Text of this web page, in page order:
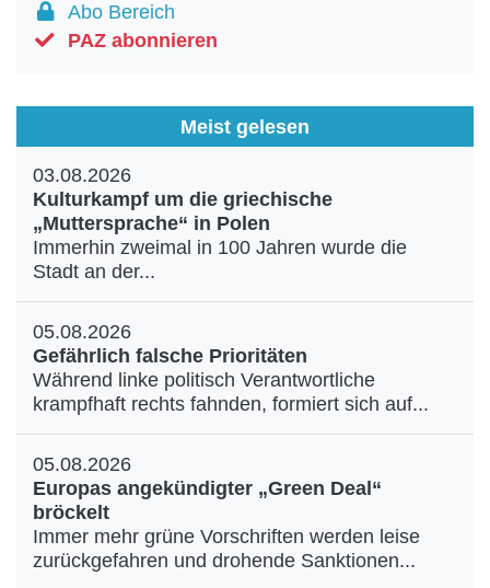
Abo Bereich
PAZ abonnieren
Meist gelesen
03.08.2026
Kulturkampf um die griechische
„Muttersprache“ in Polen
Immerhin zweimal in 100 Jahren wurde die
Stadt an der...
05.08.2026
Gefährlich falsche Prioritäten
Während linke politisch Verantwortliche
krampfhaft rechts fahnden, formiert sich auf...
05.08.2026
Europas angekündigter „Green Deal“
bröckelt
Immer mehr grüne Vorschriften werden leise
zurückgefahren und drohende Sanktionen...